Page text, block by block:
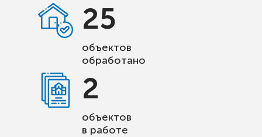
25
объектов
обработано
2
объектов
в работе